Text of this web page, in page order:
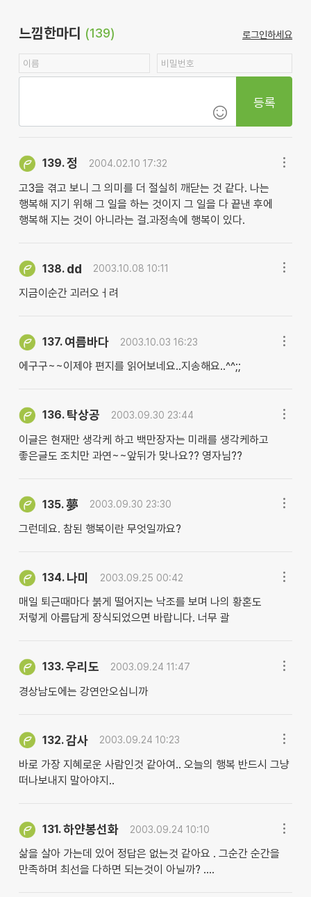
느낌한마디 (139) 로그인하세요
등록
139.정 2004.02.10 17:32
고3을 겪고 보니 그 의미를 더 절실히 깨닫는 것 같다. 나는
행복해 지기 위해 그 일을 하는 것이지 그 일을 다 끝낸 후에
행복해 지는 것이 아니라는 걸.과정속에 행복이 있다.
138. dd 2003.10.08 10:11
지금이순간 괴러오ㅓ려
137. 여름바다 2003.10.03 16:23
에구구~~이제야 편지를 읽어보네요..지송해요..^^;;
136. 탁상공 2003.09.30 23:44
이글은 현재만 생각케 하고 백만장자는 미래를 생각케하고
좋은글도 조치만 과연~~앞뒤가 맞나요?? 영자님??
135. 夢 2003.09.30 23:30
그런데요. 참된 행복이란 무엇일까요?
134. 나미 2003.09.25 00:42
매일 퇴근때마다 붉게 떨어지는 낙조를 보며 나의 황혼도
저렇게 아름답게 장식되었으면 바랍니다. 너무 괄
133.우리도 2003.09.24 11:47
경상남도에는 강연안오십니까
132.감사 2003.09.24 10:23
바로 가장 지혜로운 사람인것 같아여.. 오늘의 행복 반드시 그냥
떠나보내지 말아야지..
131.하얀봉선화 2003.09.24 10:10
삶을 살아 가는데 있어 정답은 없는것 같아요 . 그순간 순간을
만족하며 최선을 다하면 되는것이 아닐까? ....